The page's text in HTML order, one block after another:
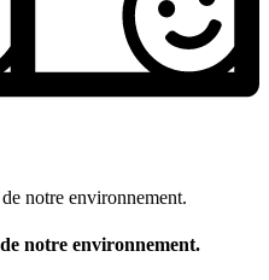
notre environnement.